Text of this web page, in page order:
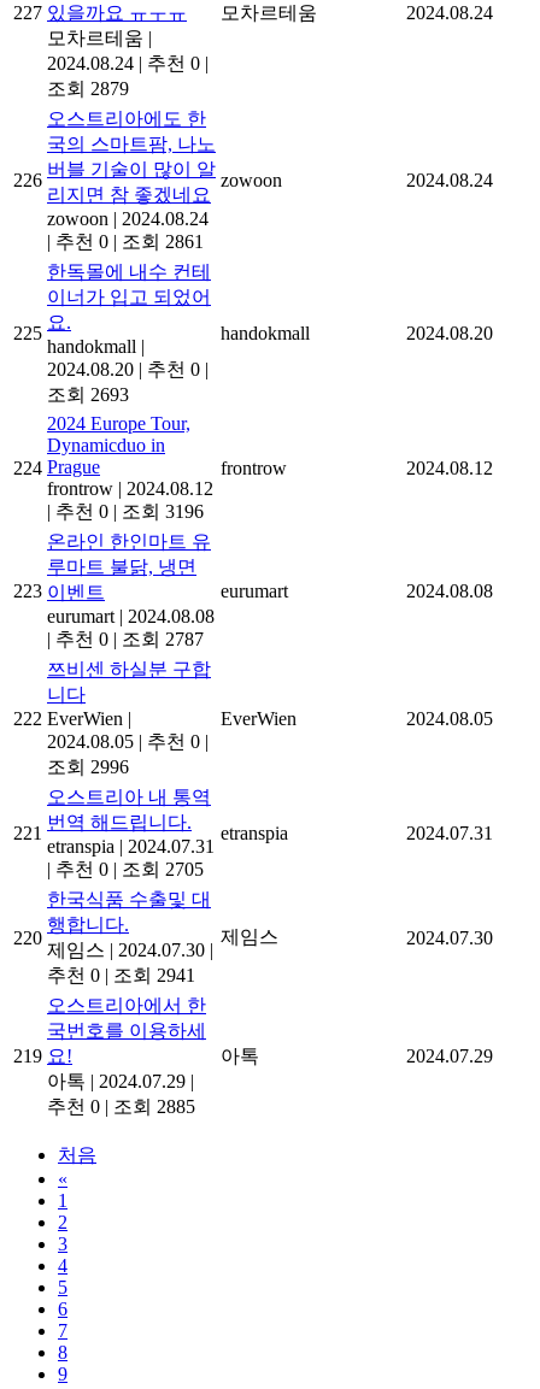
227 있을까요 ㅠㅜㅠ
모차르테움 |
2024.08.24 | 추천 0 |
조회 2879
모차르테움 2024.08.24
226
오스트리아에도 한
국의 스마트팜, 나노
버블 기술이 많이 알
리지면 참 좋겠네요
zowoon | 2024.08.24
| 추천 0 | 조회 2861
zowoon 2024.08.24
225
한독몰에 내수 컨테
이너가 입고 되었어
요.
handokmall |
2024.08.20 | 추천 0 |
조회 2693
handokmall 2024.08.20
224
2024 Europe Tour,
Dynamicduo in
Prague
frontrow | 2024.08.12
| 추천 0 | 조회 3196
frontrow 2024.08.12
223
온라인 한인마트 유
루마트 불닭, 냉면
이벤트
eurumart | 2024.08.08
| 추천 0 | 조회 2787
eurumart 2024.08.08
222
쯔비센 하실분 구합
니다
EverWien |
2024.08.05 | 추천 0 |
조회 2996
EverWien 2024.08.05
221
오스트리아 내 통역
번역 해드립니다.
etranspia | 2024.07.31
| 추천 0 | 조회 2705
etranspia 2024.07.31
220
한국식품 수출및 대
행합니다.
제임스 | 2024.07.30 |
추천 0 | 조회 2941
제임스 2024.07.30
219
오스트리아에서 한
국번호를 이용하세
요!
아톡 | 2024.07.29 |
추천 0 | 조회 2885
아톡 2024.07.29
처음
«
1
2
3
4
5
6
7
8
9